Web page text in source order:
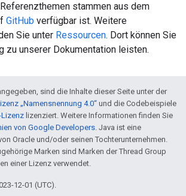
stammen aus dem
GitHub verfügbar ist. Weitere
Sie unter Ressourcen. Dort können Sie
zu unserer Dokumentation leisten.
sind die Inhalte dieser Seite unter der
„Namensnennung 4.0“ und die Codebeispiele
lizenziert. Weitere Informationen finden Sie
von Google Developers. Java ist eine
Oracle und/oder seinen Tochterunternehmen.
Marken sind Marken der Thread Group
einer Lizenz verwendet.
12-01 (UTC).